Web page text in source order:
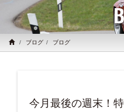
ブログ ブログ
今月最後の週末！